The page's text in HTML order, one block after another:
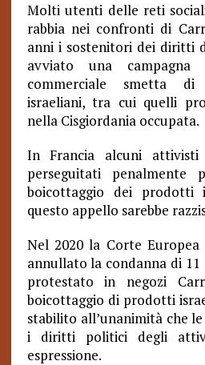
Molti utenti delle reti
rabbia nei confronti di
anni i sostenitori dei diritti
avviato una
commerciale smetta
israeliani, tra cui quelli
nella Cisgiordania occupata.
In Francia alcuni
perseguitati
boicottaggio dei prodotti
questo appello sarebbe
Nel 2020 la Corte
annullato la condanna di
protestato in negozi
boicottaggio di prodotti
stabilito all’unanimità che
i diritti politici degli
espressione.